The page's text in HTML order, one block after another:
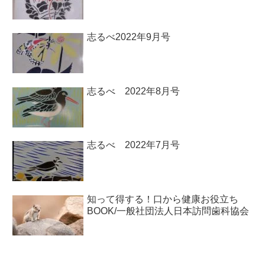
志るべ2022年9月号
志るべ 2022年8月号
志るべ 2022年7月号
知って得する！口から健康お役立ち
BOOK/一般社団法人日本訪問歯科協会￼